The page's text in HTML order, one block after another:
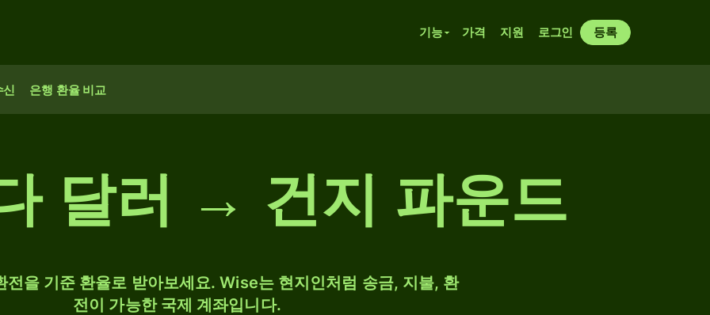
기능 가격 지원 로그인 등록
신 은행 환율 비교
달러 → 건지 파운드
을 기준 환율로 받아보세요. Wise는 현지인처럼 송금, 지불, 환
전이 가능한 국제 계좌입니다.